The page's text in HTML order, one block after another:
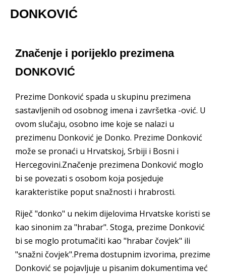
DONKOVIĆ
Značenje i porijeklo prezimena
DONKOVIĆ
Prezime Donković spada u skupinu prezimena
sastavljenih od osobnog imena i završetka -ović. U
ovom slučaju, osobno ime koje se nalazi u
prezimenu Donković je Donko. Prezime Donković
može se pronaći u Hrvatskoj, Srbiji i Bosni i
Hercegovini.Značenje prezimena Donković moglo
bi se povezati s osobom koja posjeduje
karakteristike poput snažnosti i hrabrosti.
Riječ "donko" u nekim dijelovima Hrvatske koristi se
kao sinonim za "hrabar". Stoga, prezime Donković
bi se moglo protumačiti kao "hrabar čovjek" ili
"snažni čovjek".Prema dostupnim izvorima, prezime
Donković se pojavljuje u pisanim dokumentima već